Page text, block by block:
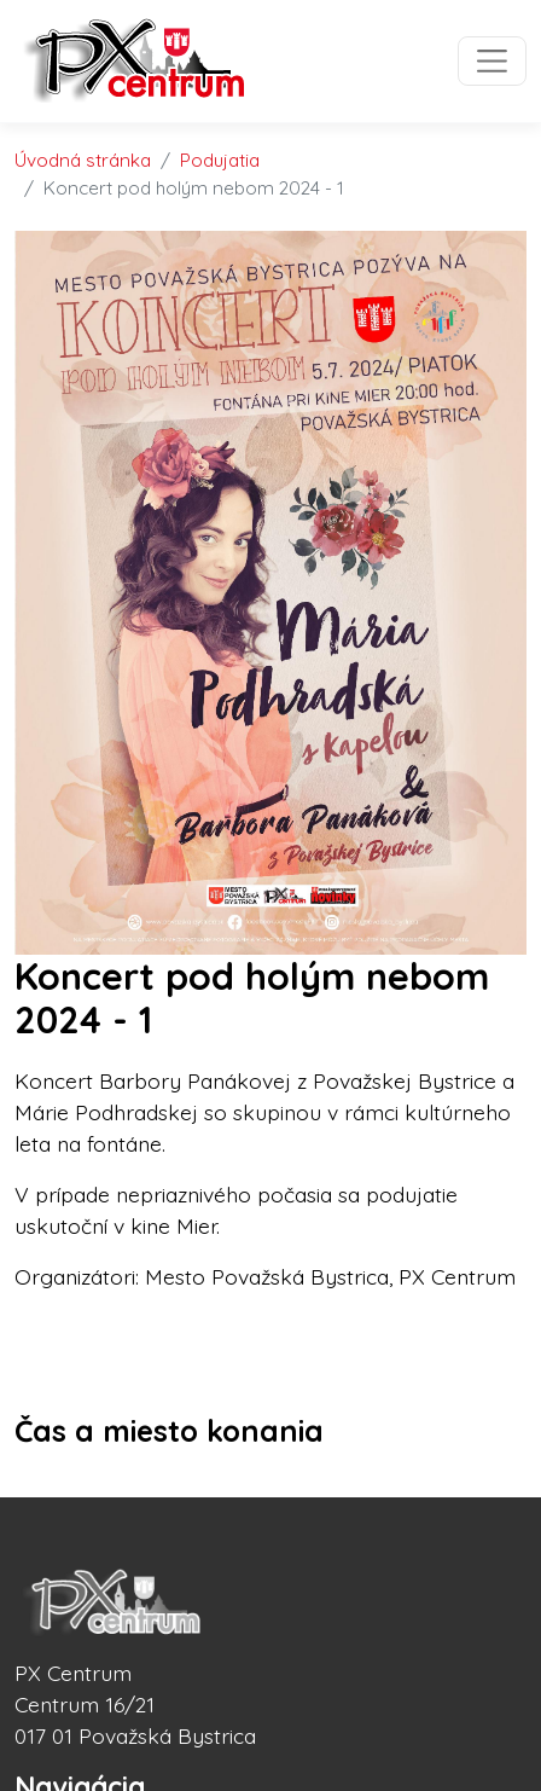
Preskočiť na obsah
Preskočiť na hlavné menu
Úvodná stránka
Podujatia
Koncert pod holým nebom 2024 - 1
Koncert pod holým nebom
2024 - 1
Koncert Barbory Panákovej z Považskej Bystrice a
Márie Podhradskej so skupinou v rámci kultúrneho
leta na fontáne.
V prípade nepriaznivého počasia sa podujatie
uskutoční v kine Mier.
Organizátori: Mesto Považská Bystrica, PX Centrum
Čas a miesto konania
PX Centrum
Centrum 16/21
017 01 Považská Bystrica